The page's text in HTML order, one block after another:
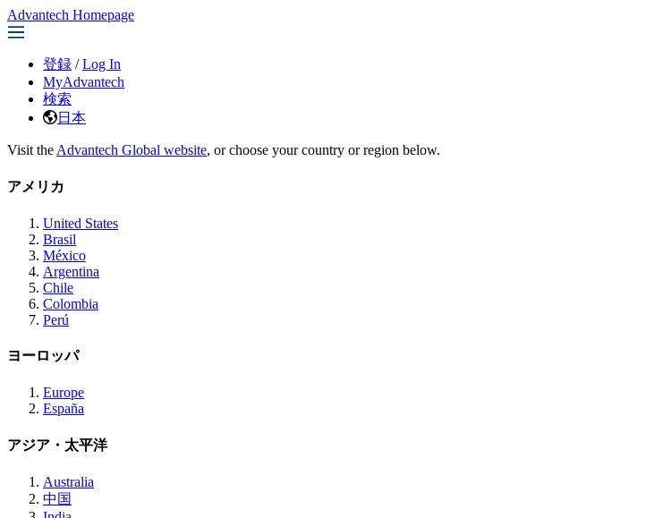
Advantech Homepage
登録 / Log In
MyAdvantech
検索
日本
Visit the Advantech Global website, or choose your country or region below.
アメリカ
United States
Brasil
México
Argentina
Chile
Colombia
Perú
ヨーロッパ
Europe
España
アジア・太平洋
Australia
中国